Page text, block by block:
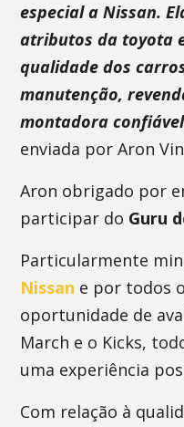
especial a Nissan.
atributos da toyota
qualidade dos
manutenção,
montadora
enviada por Aron
Aron obrigado por
participar do Guru
Particularmente
Nissan e por todos
oportunidade de
March e o Kicks,
uma experiência
Com relação à